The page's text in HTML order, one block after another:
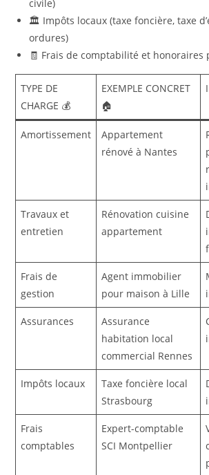
civile)
🏛️ Impôts locaux (taxe foncière, taxe
ordures)
🧾 Frais de comptabilité et honoraires
TYPE DE
CHARGE 💰
EXEMPLE CONCRET
🏠
Amortissement
Appartement
rénové à Nantes
Travaux et
entretien
Rénovation cuisine
appartement
Frais de
gestion
Agent immobilier
pour maison à Lille
Assurances
Assurance
habitation local
commercial Rennes
Impôts locaux
Taxe foncière local
Strasbourg
Frais
comptables
Expert-comptable
SCI Montpellier